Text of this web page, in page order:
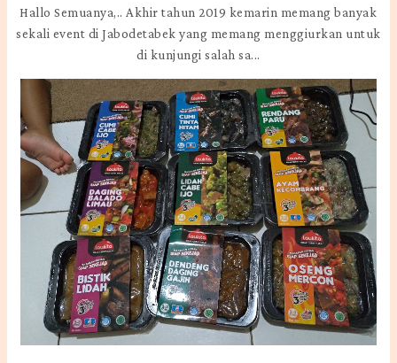
Hallo Semuanya,.. Akhir tahun 2019 kemarin memang banyak
sekali event di Jabodetabek yang memang menggiurkan untuk
di kunjungi salah sa...